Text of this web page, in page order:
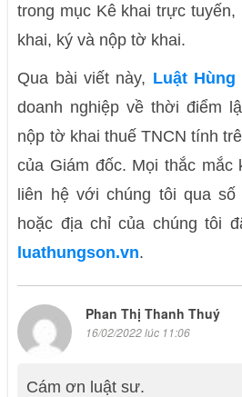
trong mục Kê khai trực tuyến,
khai, ký và nộp tờ khai.
Qua bài viết này, Luật Hùng
doanh nghiệp về thời điểm
nộp tờ khai thuế TNCN tính
của Giám đốc. Mọi thắc mắc
liên hệ với chúng tôi qua số
hoặc địa chỉ của chúng tôi
luathungson.vn.
Phan Thị Thanh Thuý
16/02/2022 lúc 11:06
Cám ơn luật sư.